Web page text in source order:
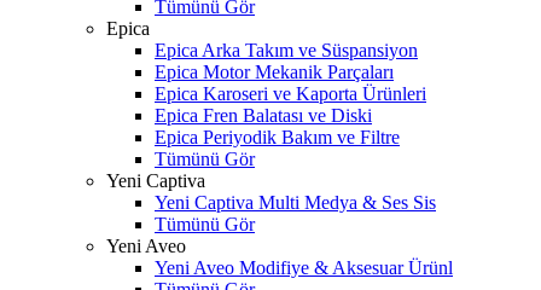
Tümünü Gör
Epica
Epica Arka Takım ve Süspansiyon
Epica Motor Mekanik Parçaları
Epica Karoseri ve Kaporta Ürünleri
Epica Fren Balatası ve Diski
Epica Periyodik Bakım ve Filtre
Tümünü Gör
Yeni Captiva
Yeni Captiva Multi Medya & Ses Sis
Tümünü Gör
Yeni Aveo
Yeni Aveo Modifiye & Aksesuar Ürünl